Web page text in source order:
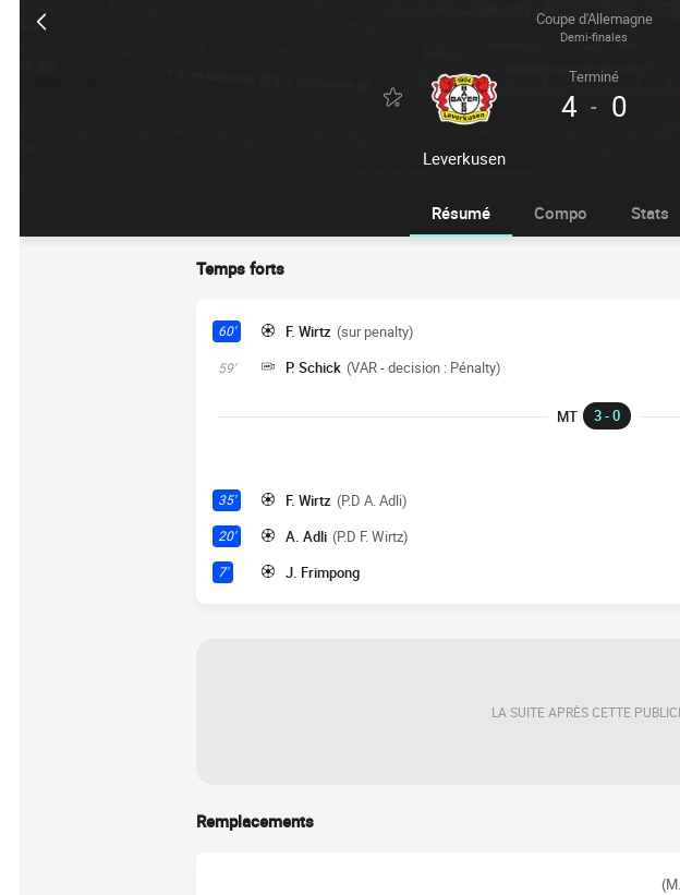
Coupe d'Allemagne
Demi-finales
Leverkusen
Terminé
4 - 0
Résumé Compo Stats
Temps forts
60' F. Wirtz (sur penalty)
59' P. Schick (VAR - decision : Pénalty)
MT 3 - 0
35' F. Wirtz (P.D A. Adli)
20' A. Adli (P.D F. Wirtz)
7' J. Frimpong
LA SUITE APRÈS CETTE
Remplacements